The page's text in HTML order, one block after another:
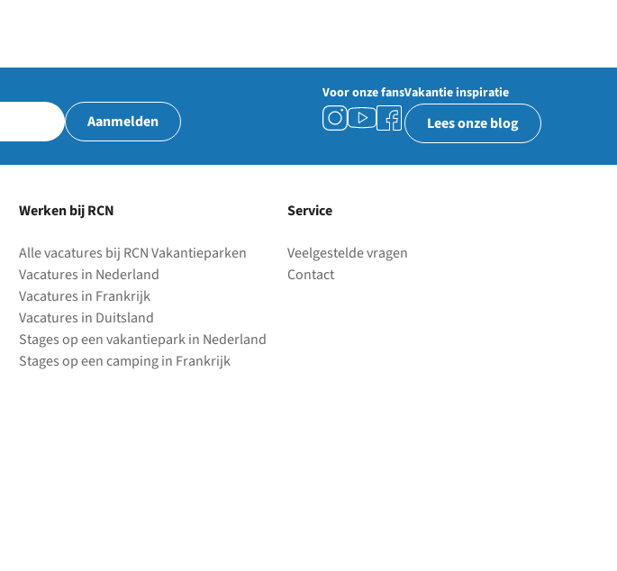
Aanmelden
Voor onze fansVakantie inspiratie
Lees onze blog
Werken bij RCN
Alle vacatures bij RCN Vakantieparken
Vacatures in Nederland
Vacatures in Frankrijk
Vacatures in Duitsland
Stages op een vakantiepark in Nederland
Stages op een camping in Frankrijk
Service
Veelgestelde vragen
Contact